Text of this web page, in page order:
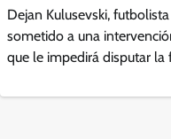
Dejan Kulusevski,
sometido a una
que le impedirá disputar la